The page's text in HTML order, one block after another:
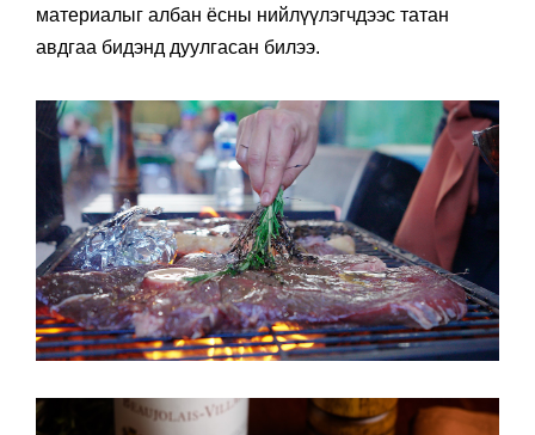
материалыг албан ёсны нийлүүлэгчдээс татан
авдгаа бидэнд дуулгасан билээ.